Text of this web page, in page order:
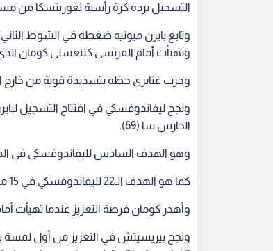
التسجيل برده كرة رأسية لغوريتسكا من
وتابع بايرن ميونيه ضغطه في الشوط
وتهيأت أمام الفرنسي كينغسلي كومان
وجرب غنابري حظه بتسديدة قوية من خارج
ونجح ليفاندوفسكي في افتتاح التسجيل
الحارس سا (69).
وهو الهدف السادس لليفاندوفسكي في
كما هو الهدف الـ22 لليفاندوفسكي في 15 مباراة في مختلف المسابقات هذا الموسم، بينها 14 في البوندسليغا.
وأهدر كومان فرصة التعزيز عندما تهيأت
ونجح بيريسيتش في التعزيز من أول لمسة